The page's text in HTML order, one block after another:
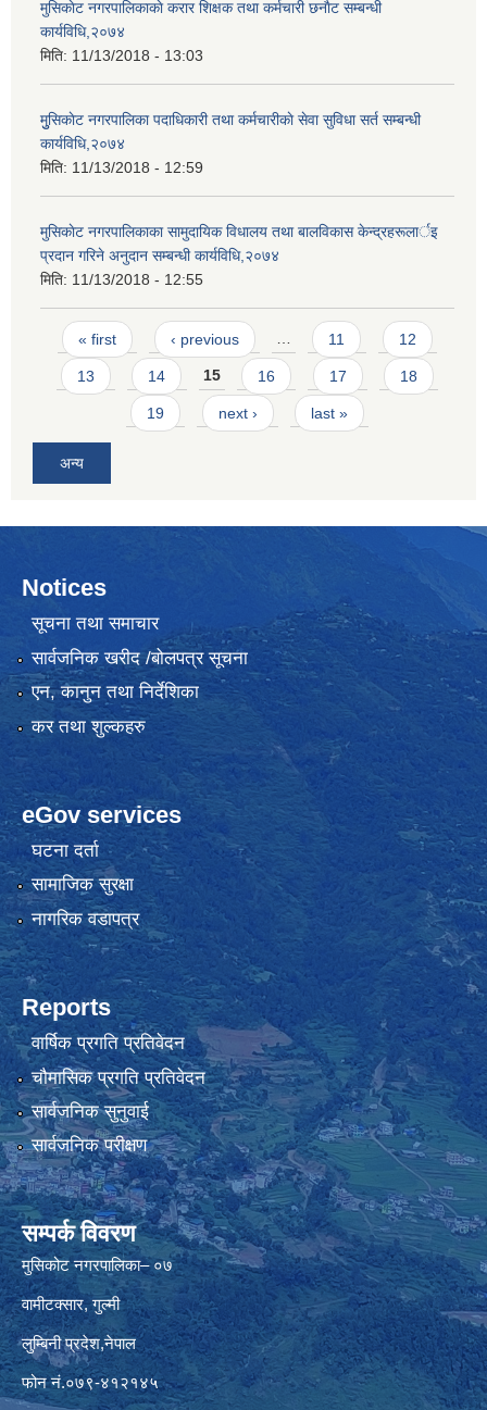
मुसिकाेट नगरपालिकाकाे करार शिक्षक तथा कर्मचारी छनाैट सम्बन्धी
कार्यविधि,२०७४
मिति: 11/13/2018 - 13:03
मुुसिकाेट नगरपालिका पदाधिकारी तथा कर्मचारीकाे सेवा सुविधा सर्त सम्बन्धी
कार्यविधि,२०७४
मिति: 11/13/2018 - 12:59
मुसिकाेट नगरपालिकाका सामुदायिक विधालय तथा बालविकास केन्द्रहरूलार्इ
प्रदान गरिने अनुदान सम्बन्धी कार्यविधि,२०७४
मिति: 11/13/2018 - 12:55
Pages
« first ‹ previous … 11 12
13 14 15 16 17 18
19 next › last »
अन्य
Notices
सूचना तथा समाचार
सार्वजनिक खरीद /बोलपत्र सूचना
एन, कानुन तथा निर्देशिका
कर तथा शुल्कहरु
eGov services
घटना दर्ता
सामाजिक सुरक्षा
नागरिक वडापत्र
Reports
वार्षिक प्रगति प्रतिवेदन
चौमासिक प्रगति प्रतिवेदन
सार्वजनिक सुनुवाई
सार्वजनिक परीक्षण
सम्पर्क विवरण
मुसिकोट नगरपालिका– ०७
वामीटक्सार, गुल्मी
लुम्बिनी प्रदेश,नेपाल
फोन नं.०७९-४१२१४५